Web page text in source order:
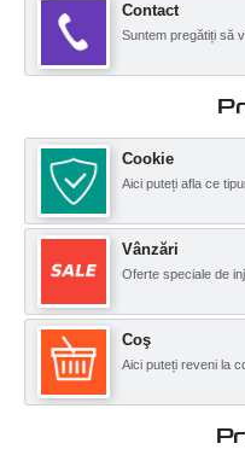
Contact
Suntem pregătiți să
Cookie
Aici puteți afla ce
Vânzări
Oferte speciale de
Coş
Aici puteți reveni la